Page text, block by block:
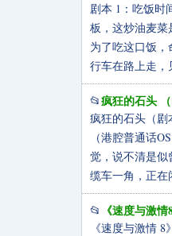
剧本 1：吃饭时
板，这炒油麦菜
为了吃这口饭
行车在路上走，
📂疯狂的石头
疯狂的石头（
（港腔普通话
觉，说不清是
缆车一角，正在
📂 《速度与激
《速度与激情